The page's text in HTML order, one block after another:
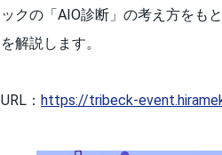
ックの「AIO診断」の考え方をも
を解説します。
URL： https://tribeck-